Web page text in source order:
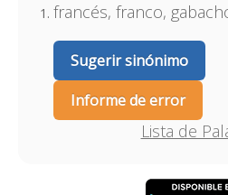
francés, franco,
Sugerir sinónimo
Informe de error
Lista de